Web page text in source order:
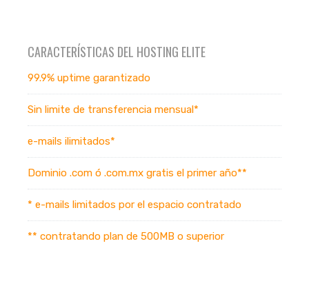
CARACTERÍSTICAS DEL HOSTING ELITE
99.9% uptime garantizado
Sin limite de transferencia mensual*
e-mails ilimitados*
Dominio .com ó .com.mx gratis el primer año**
* e-mails limitados por el espacio contratado
** contratando plan de 500MB o superior